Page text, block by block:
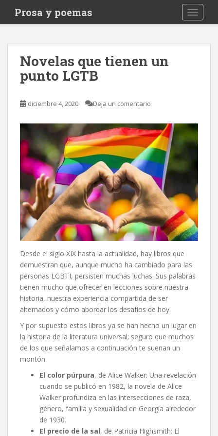
i
Prosa y poemas
Novelas que tienen un
punto LGTB
diciembre 4, 2020 Deja un comentario
Desde el siglo XIX hasta la actualidad, hay libros que
demuestran que, aunque mucho ha cambiado para las
personas LGBTI, persisten muchas luchas. Sus palabras
tienen mucho que ofrecer en lecciones sobre nuestra
historia, nuestra experiencia compartida de ser
alternados y cómo abordar los desafíos de hoy.
Y por supuesto estos libros ya se han hecho un lugar en
la historia de la literatura universal; seguro que muchos
de los que señalamos a continuación te suenan un
montón:
El color púrpura, de Alice Walker: Una revelación
cuando se publicó en 1982, la novela de Alice
Walker profundiza en las intersecciones de raza,
género, familia y sexualidad en Georgia alrededor
de 1930.
El precio de la sal, de Patricia Highsmith: El